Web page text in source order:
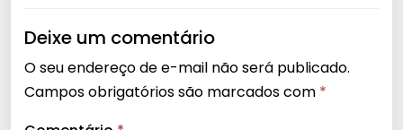
Deixe um comentário
O seu endereço de e-mail não será publicado.
Campos obrigatórios são marcados com *